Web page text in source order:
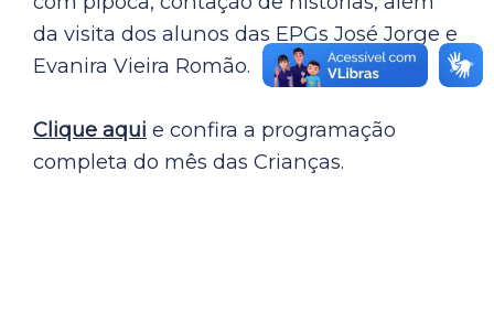
da visita dos alunos das EPGs José Jorge e
Evanira Vieira Romão.
Clique aqui e confira a programação
completa do mês das Crianças.